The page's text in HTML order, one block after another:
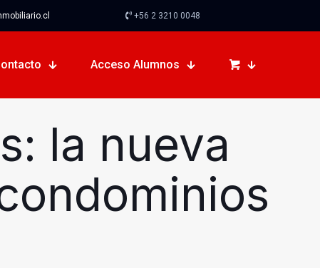
+56 2 3210 0048
Acceso Alumnos
la nueva